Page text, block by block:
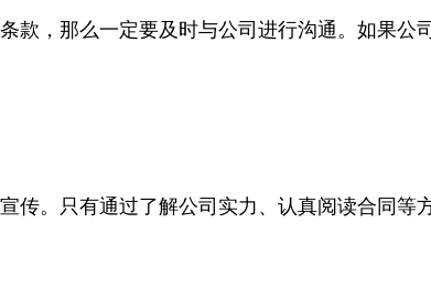
，那么一定要及时与公司进行沟通。如果公
。只有通过了解公司实力、认真阅读合同等